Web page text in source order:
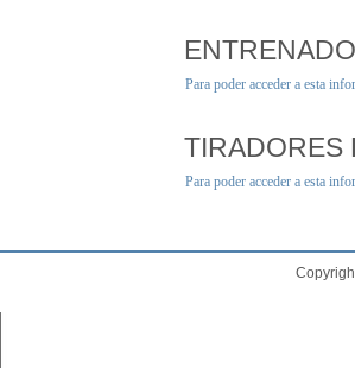
Para poder acceder a esta
TIRADORES
Para poder acceder a esta